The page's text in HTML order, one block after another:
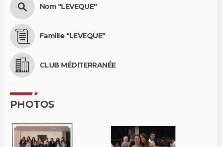
Nom "LEVEQUE"
Famille "LEVEQUE"
CLUB MÉDITERRANÉE
PHOTOS